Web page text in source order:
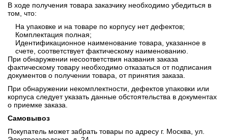
В ходе получения товара заказчику необходимо убедиться в
том, что:
На упаковке и на товаре по корпусу нет дефектов;
Комплектация полная;
Идентификационное наименование товара, указанное в
счете, соответствует фактическому наименованию.
При обнаружении несоответствия названия заказа
фактическому товару необходимо отказаться от подписания
документов о получении товара, от принятия заказа.
При обнаружении некомплектности, дефектов упаковки или
корпуса следует указать данные обстоятельства в документах
о приемке заказа.
Самовывоз
Покупатель может забрать товары по адресу г. Москва, ул.